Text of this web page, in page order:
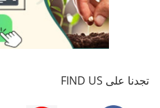
تجدنا على FIND US